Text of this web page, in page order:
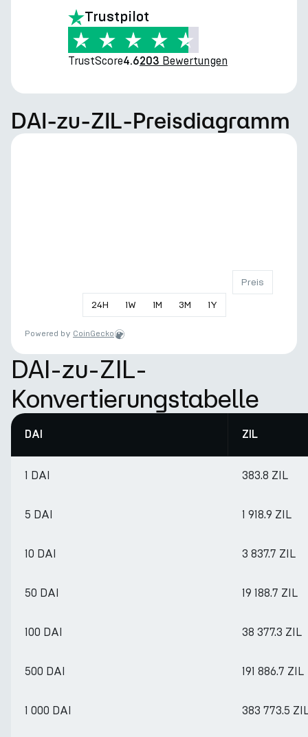
Trustpilot
TrustScore4.6203 Bewertungen
DAI-zu-ZIL-Preisdiagramm
24H 1W 1M 3M 1Y
Preis
Powered by CoinGecko
DAI-zu-ZIL-
Konvertierungstabelle
DAI ZIL
1 DAI 383.8 ZIL
5 DAI 1 918.9 ZIL
10 DAI 3 837.7 ZIL
50 DAI 19 188.7 ZIL
100 DAI 38 377.3 ZIL
500 DAI 191 886.7 ZIL
1 000 DAI 383 773.5